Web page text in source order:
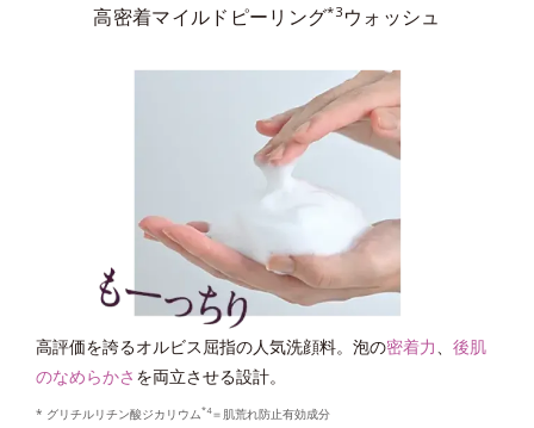
高密着マイルドピーリング*3 ウォッシュ
高評価を誇るオルビス屈指の人気洗顔料。泡の密着力、 後肌
のなめらかさ を両立させる設計。
* グリチルリチン酸ジカリウム*4＝肌荒れ防止有効成分